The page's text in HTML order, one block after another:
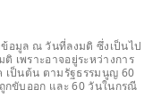
อมูล ณ วันที่ลงมติ ซึ่งเป็นไป
เพราะอาจอยู่ระหว่างการ
เป็นต้น ตามรัฐธรรมนูญ 60
กขับออก และ 60 วันในกรณี